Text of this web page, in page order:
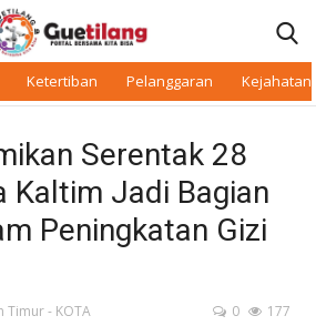
Ketertiban Pelanggaran Kejahatan
Serentak 28
Kaltim Jadi Bagian
Peningkatan Gizi
Timur - KOTA
0 177